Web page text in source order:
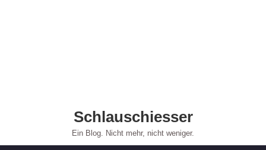
Schlauschiesser
Ein Blog. Nicht mehr, nicht weniger.